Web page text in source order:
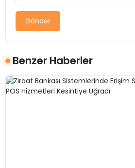
Gönder
Benzer Haberler